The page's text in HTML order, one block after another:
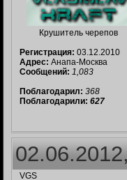
Крушитель черепов
Регистрация: 03.12.2010
Адрес: Анапа-Москва
Сообщений: 1,083
Поблагодарил: 368
Поблагодарили: 627
VGS